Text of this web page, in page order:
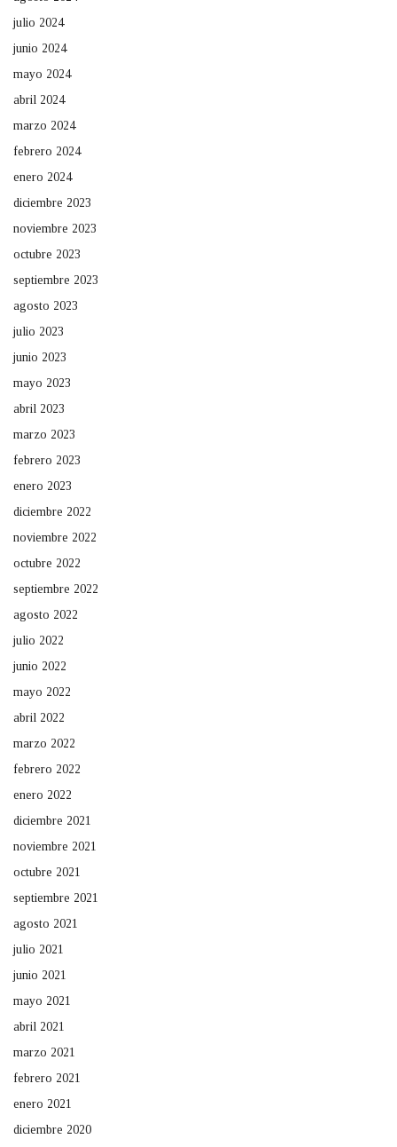
julio 2024
junio 2024
mayo 2024
abril 2024
marzo 2024
febrero 2024
enero 2024
diciembre 2023
noviembre 2023
octubre 2023
septiembre 2023
agosto 2023
julio 2023
junio 2023
mayo 2023
abril 2023
marzo 2023
febrero 2023
enero 2023
diciembre 2022
noviembre 2022
octubre 2022
septiembre 2022
agosto 2022
julio 2022
junio 2022
mayo 2022
abril 2022
marzo 2022
febrero 2022
enero 2022
diciembre 2021
noviembre 2021
octubre 2021
septiembre 2021
agosto 2021
julio 2021
junio 2021
mayo 2021
abril 2021
marzo 2021
febrero 2021
enero 2021
diciembre 2020